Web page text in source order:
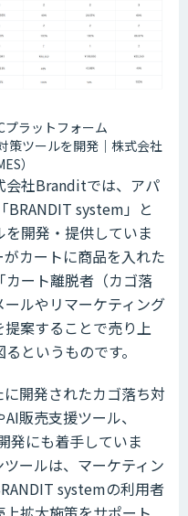
プラットフォーム
策ツールを開発｜株式会社
）
会社Branditでは、アパ
BRANDIT system」と
開発・提供していま
カートに商品を入れた
ート離脱者（カゴ落
ルやリマーケティング
案することで売り上
というものです。
開発されたカゴ落ち対
販売支援ツール、
発にも着手していま
ールは、マーケティン
systemの利用者